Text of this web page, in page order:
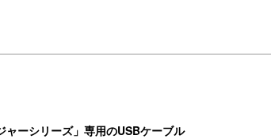
ャーシリーズ」専用のUSBケーブル